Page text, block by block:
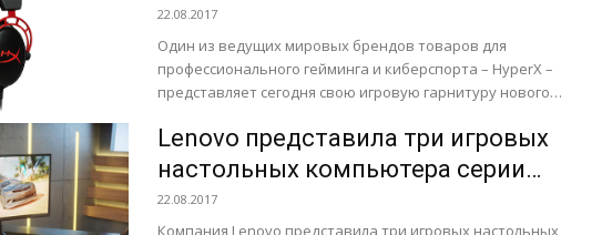
HyperX
22.08.2017
Один из ведущих мировых брендов товаров для
профессионального гейминга и киберспорта – HyperX –
представляет сегодня свою игровую гарнитуру нового
Lenovo представила три игровых
настольных компьютера серии
Legion
22.08.2017
Компания Lenovo представила три игровых настольных